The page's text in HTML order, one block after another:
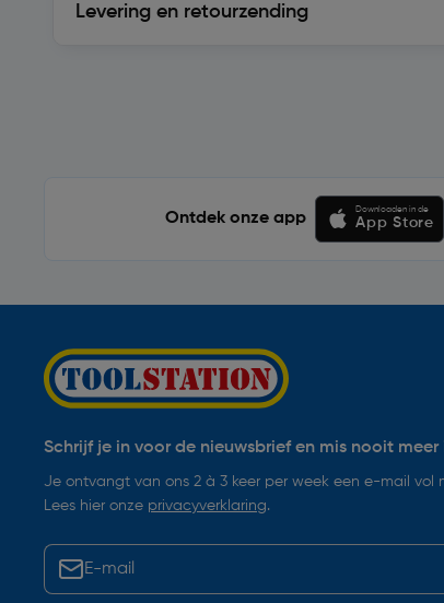
Levering en retourzending
Ontdek onze app
Downloaden in de
App Store
Schrijf je in voor de nieuwsbrief en mis nooit meer
Je ontvangt van ons 2 à 3 keer per week een e-mail vol
Lees hier onze privacyverklaring.